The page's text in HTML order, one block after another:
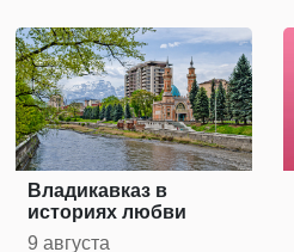
Владикавказ в
историях любви
9 августа